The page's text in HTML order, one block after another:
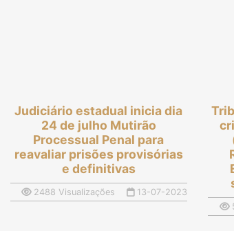
Judiciário estadual inicia dia
24 de julho Mutirão
Processual Penal para
reavaliar prisões provisórias
e definitivas
2488 Visualizações 13-07-2023